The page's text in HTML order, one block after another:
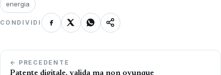
energia
CONDIVIDI
Navigazione
articoli
← PRECEDENTE
Patente digitale, valida ma non ovunque